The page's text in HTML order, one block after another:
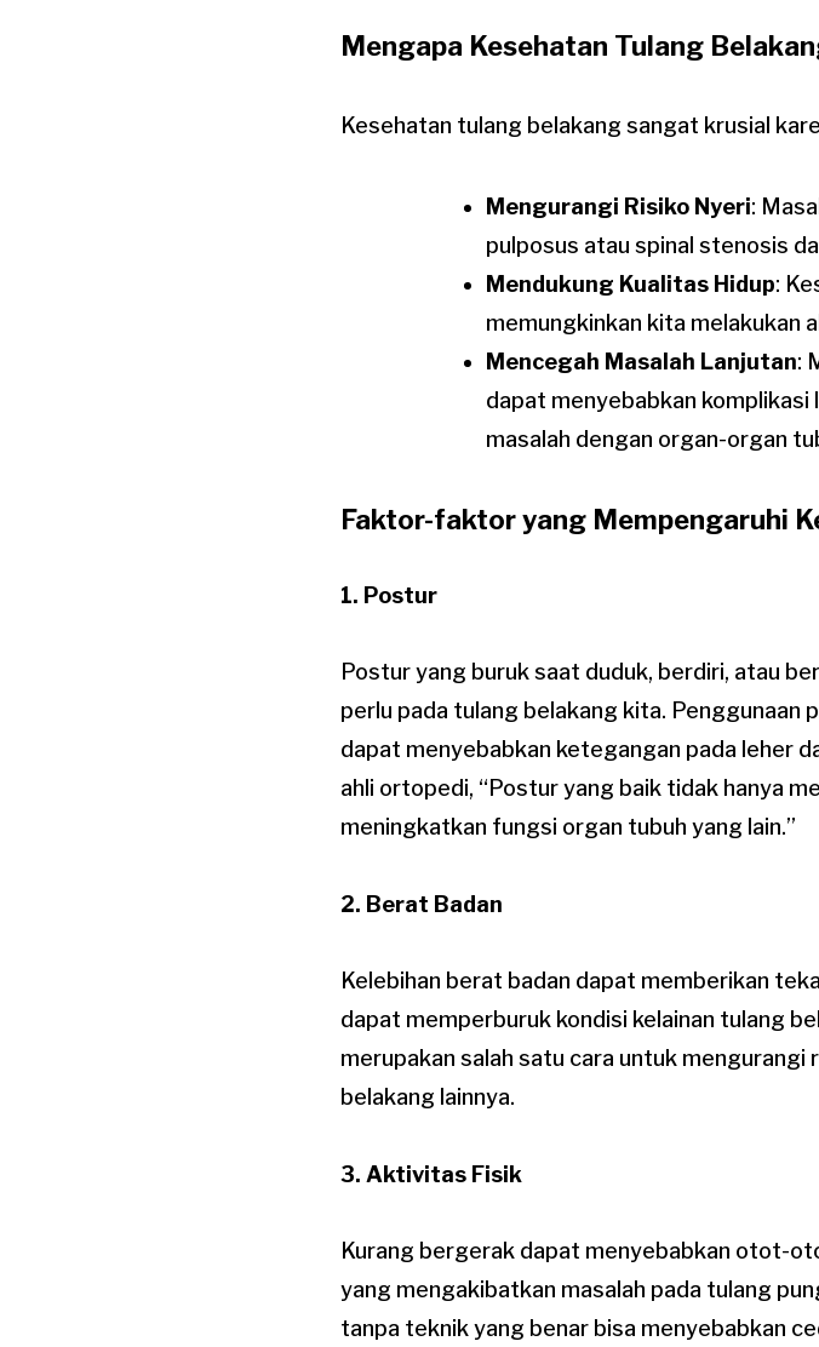
Mengapa Kesehatan Tulang
Kesehatan tulang belakang sangat krusial
Mengurangi Risiko Nyeri:
pulposus atau spinal stenosis
Mendukung Kualitas Hidup:
memungkinkan kita melakukan
Mencegah Masalah Lanjutan:
dapat menyebabkan
masalah dengan organ-organ
Faktor-faktor yang Mempengaruhi
1. Postur
Postur yang buruk saat duduk, berdiri, atau
perlu pada tulang belakang kita. Penggunaan
dapat menyebabkan ketegangan pada leher
ahli ortopedi, “Postur yang baik tidak hanya
meningkatkan fungsi organ tubuh yang lain.”
2. Berat Badan
Kelebihan berat badan dapat memberikan
dapat memperburuk kondisi kelainan tulang
merupakan salah satu cara untuk
belakang lainnya.
3. Aktivitas Fisik
Kurang bergerak dapat menyebabkan otot-
yang mengakibatkan masalah pada tulang
tanpa teknik yang benar bisa menyebabkan